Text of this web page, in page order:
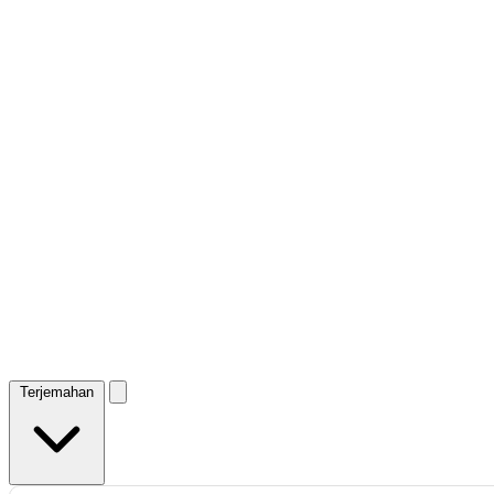
Terjemahan